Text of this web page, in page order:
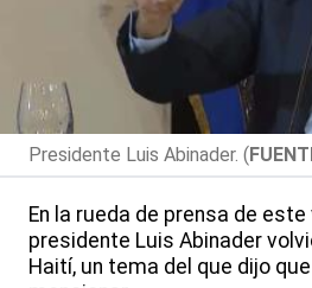
Presidente Luis Abinader. (
En la rueda de prensa de este
presidente Luis Abinader
Haití, un tema del que dijo